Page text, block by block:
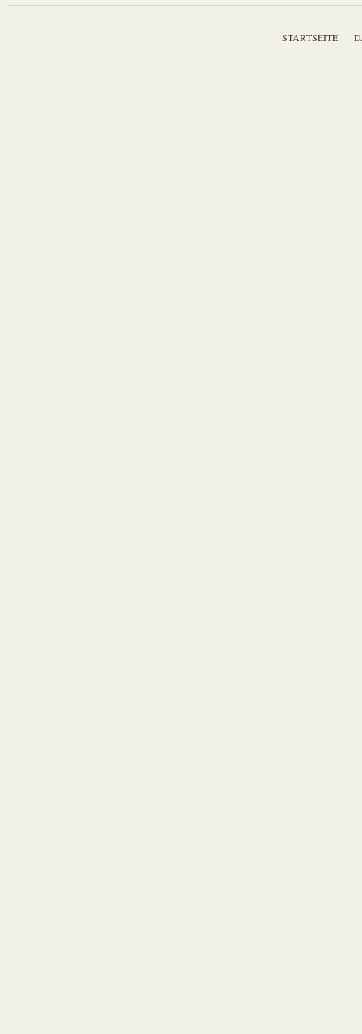
STARTSEITE